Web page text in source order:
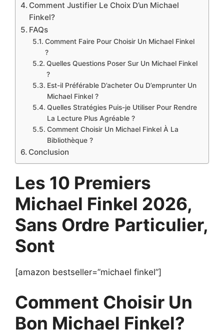
Comment Justifier Le Choix D’un Michael
Finkel?
FAQs
Comment Faire Pour Choisir Un Michael Finkel
?
Quelles Questions Poser Sur Un Michael Finkel
?
Est-il Préférable D’acheter Ou D’emprunter Un
Michael Finkel ?
Quelles Stratégies Puis-je Utiliser Pour Rendre
La Lecture Plus Agréable ?
Comment Choisir Un Michael Finkel À La
Bibliothèque ?
Conclusion
Les 10 Premiers
Michael Finkel 2026,
Sans Ordre Particulier,
Sont
[amazon bestseller=”michael finkel”]
Comment Choisir Un
Bon Michael Finkel?